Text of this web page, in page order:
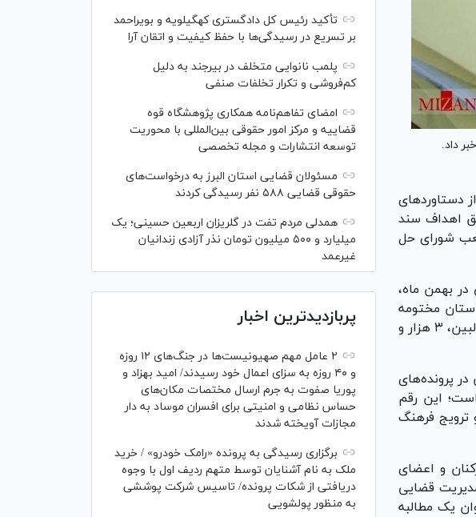
دستاورد‌های
در راستای تحقق اهداف سند
شورای حل
بهمن ماه،
حل اختلاف استان مختومه
شده است که از این تعداد، با تلاش شبانه‌روزی همکاران و بهره‌گیری از ظرفیت‌های اصلاح ذات‌البین، ۳ هزار و
پرونده‌های
سال گذشته، به ۶۷ درصد رسیده است؛ این رقم
فرهنگ
و اعضای
قضایی
یک مطالبه
تأکید رئیس کل دادگستری کهگیلویه و بویراحمد
بر تسریع در رسیدگی‌ها با حفظ کیفیت و اتقان آرا
پلمب نانوایی متخلف در بیرجند به دلیل
کم‌فروشی و تکرار تخلفات صنفی
امضای تفاهم‌نامه همکاری پژوهشگاه قوه
قضاییه و مرکز امور حقوقی بین‌المللی با محوریت
توسعه انتشارات و مجله تخصصی
مسئولان قضایی استان البرز به درخواست‌های
حقوقی قضایی ۵۸۸ نفر رسیدگی کردند
همدلی مردم تفت در گلریزان اربعین حسینی؛ یک
میلیارد و ۵۰۰ میلیون تومان نذر آزادی زندانیان
غیرعمد
پربازدیدترین اخبار
۲ عامل مهم صهیونیست‌ها در جنگ‌های ۱۲ روزه
و ۴۰ روزه به سزای اعمال خود رسیدند/ امید بهزاد و
پوریا صفوت به جرم ارسال مختصات مکان‌های
حساس نظامی و امنیتی برای افسران موساد به دار
مجازات آویخته شدند
برگزاری رسیدگی به پرونده «رامک خودرو» / خرید
ملک به نام آشنایان توسط متهم ردیف اول با وجوه
دریافتی از شکات پرونده/ تاسیس شرکت پوششی
به منظور پولشویی